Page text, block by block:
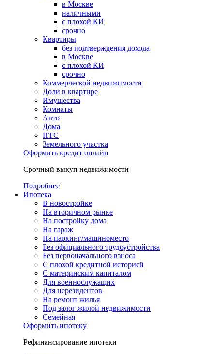
в Москве
наличными
с плохой КИ
срочно
Квартиры
без подтверждения дохода
в Москве
с плохой КИ
срочно
Коммерческой недвижимости
Доли в квартире
Имущества
Комнаты
Авто
Дома
ПТС
Земельного участка
Оформить кредит онлайн
Срочный выкуп недвижимости
Подробнее
Ипотека
В новостройке
На вторичном рынке
На постройку дома
На гараж
На паркинг/машиноместо
Без официального трудоустройства
Без первоначального взноса
С плохой кредитной историей
С материнским капиталом
Для военнослужащих
Для нерезидентов
На ремонт жилья
Под залог жилой недвижимости
Семейная
Оформить ипотеку
Рефинансирование ипотеки